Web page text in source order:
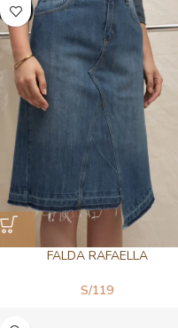
FALDA RAFAELLA
S/119